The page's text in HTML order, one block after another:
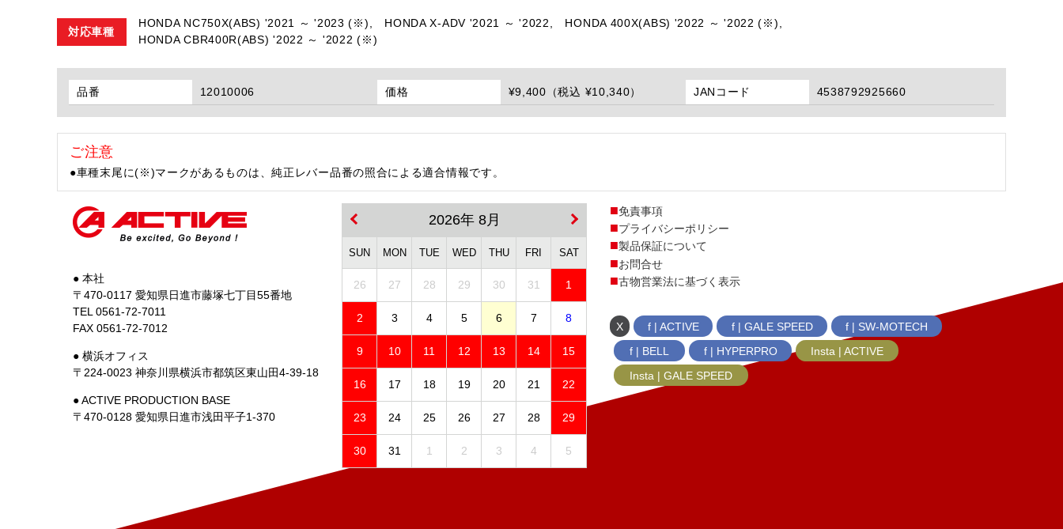
対応車種
HONDA NC750X(ABS) '2021 ～ '2023 (※), HONDA X-ADV '2021 ～ '2022,
HONDA 400X(ABS) '2022 ～ '2022 (※),
HONDA CBR400R(ABS) '2022 ～ '2022 (※)
品番 12010006 価格 ¥9,400（税込 ¥10,340） JANコード 4538792925660
ご注意
●車種末尾に(※)マークがあるものは、純正レバー品番の照合による適合情報です。
● 本社
〒470-0117 愛知県日進市藤塚七丁目55番地
TEL 0561-72-7011
FAX 0561-72-7012
● 横浜オフィス
〒224-0023 神奈川県横浜市都筑区東山田4-39-18
● ACTIVE PRODUCTION BASE
〒470-0128 愛知県日進市浅田平子1-370
2026年 8月
SUN MON TUE WED THU FRI SAT
26 27 28 29 30 31 1
2 3 4 5 6 7 8
9 10 11 12 13 14 15
16 17 18 19 20 21 22
23 24 25 26 27 28 29
30 31 1 2 3 4 5
免責事項
プライバシーポリシー
製品保証について
お問合せ
古物営業法に基づく表示
X f | ACTIVE f | GALE SPEED
f | SW-MOTECH
f | BELL
f | HYPERPRO
Insta | ACTIVE
Insta | GALE SPEED